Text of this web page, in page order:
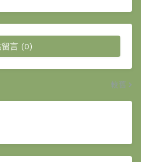
留言 (0)
較舊